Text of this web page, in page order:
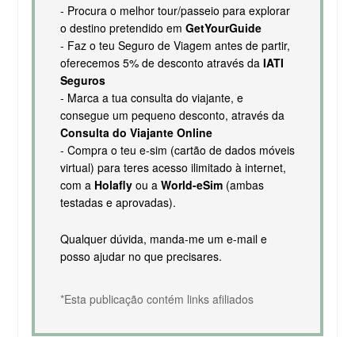
- Procura o melhor tour/passeio para explorar
o destino pretendido em GetYourGuide
- Faz o teu Seguro de Viagem antes de partir,
oferecemos 5% de desconto através da IATI
Seguros
- Marca a tua consulta do viajante, e
consegue um pequeno desconto, através da
Consulta do Viajante Online
- Compra o teu e-sim (cartão de dados móveis
virtual) para teres acesso ilimitado à internet,
com a Holaflyou a World-eSim(ambas
testadas e aprovadas).
Qualquer dúvida, manda-me um e-mail e
posso ajudar no que precisares.
*Esta publicação contém links afiliados